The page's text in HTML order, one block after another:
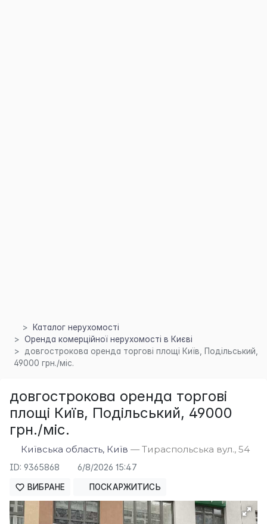
Каталог нерухомості
Оренда комерційної нерухомості в Києві
довгострокова оренда торгові площі Київ, Подільський,
49000 грн./міс.
довгострокова оренда торгові
площі Київ, Подільський, 49000
грн./міс.
Київська область, Київ — Тираспольська вул., 54
ID: 9365868 6/8/2026 15:47
ВИБРАНЕ ПОСКАРЖИТИСЬ